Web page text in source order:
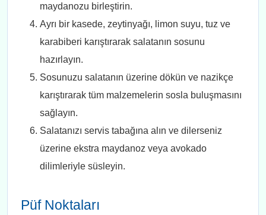
maydanozu birleştirin.
Ayrı bir kasede, zeytinyağı, limon suyu, tuz ve
karabiberi karıştırarak salatanın sosunu
hazırlayın.
Sosunuzu salatanın üzerine dökün ve nazikçe
karıştırarak tüm malzemelerin sosla buluşmasını
sağlayın.
Salatanızı servis tabağına alın ve dilerseniz
üzerine ekstra maydanoz veya avokado
dilimleriyle süsleyin.
Püf Noktaları